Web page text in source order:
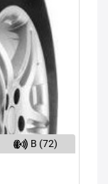
B (72)